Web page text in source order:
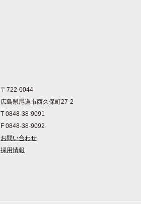
〒722-0044
広島県尾道市西久保町27-2
T 0848-38-9091
F 0848-38-9092
お問い合わせ
採用情報